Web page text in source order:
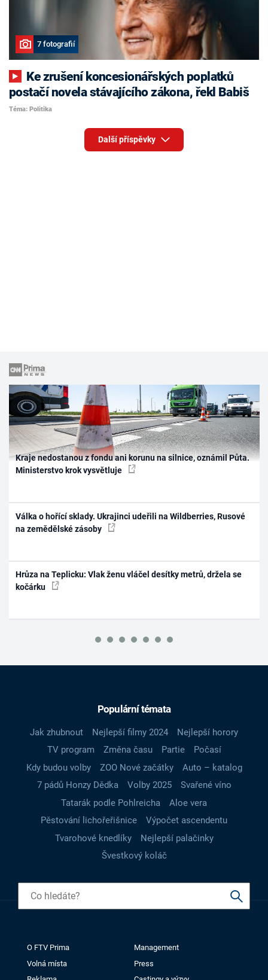
7 fotografií
postačí novela stávajícího zákona, řekl Babiš
Téma: Politika
Další příspěvky
Kraje nedostanou z fondu ani korunu na silnice, oznámil Půta.
Ministerstvo krok vysvětluje
Válka o hořící sklady. Ukrajinci udeřili na Wildberries, Rusové
na zemědělské zásoby
Hrůza na Teplicku: Vlak ženu vláčel desítky metrů, držela se
kočárku
Populární témata
Jak zhubnout Nejlepší filmy 2024
Nejlepší horory
TV program
Změna času Partie
Počasí
Kdy budou volby
ZOO Nové začátky
Auto – katalog
7 pádů Honzy Dědka
Volby 2025
Svařené víno
Tatarák podle Pohlreicha
Aloe vera
Pěstování lichořeřišnice
Výpočet ascendentu
Tvarohové knedlíky
Nejlepší palačinky
Švestkový koláč
O FTV Prima
Management
Volná místa
Press